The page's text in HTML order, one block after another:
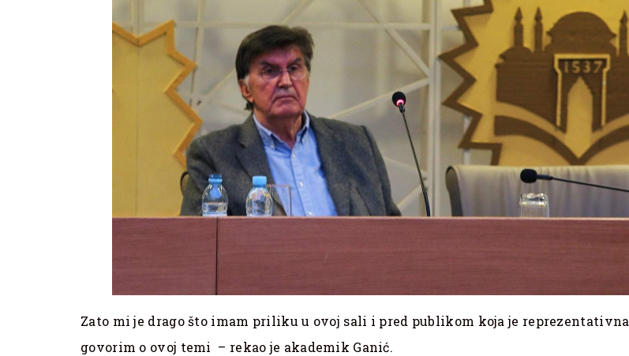
Zato mi je drago što imam priliku u ovoj sali i pred publikom koja je reprezentativna
govorim o ovoj temi – rekao je akademik Ganić.